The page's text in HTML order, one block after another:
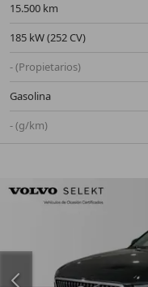
15.500 km
185 kW (252 CV)
- (Propietarios)
Gasolina
- (g/km)